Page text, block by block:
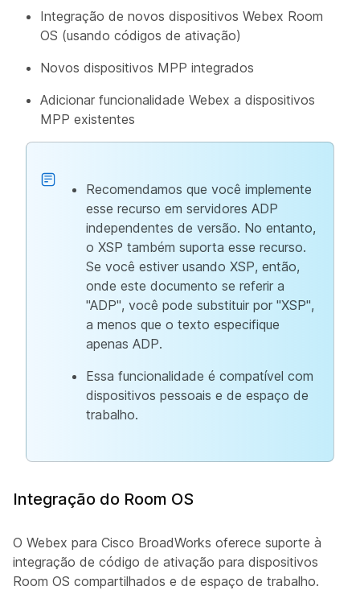
Integração de novos dispositivos Webex Room
OS (usando códigos de ativação)
Novos dispositivos MPP integrados
Adicionar funcionalidade Webex a dispositivos
MPP existentes
Recomendamos que você implemente
esse recurso em servidores ADP
independentes de versão. No entanto,
o XSP também suporta esse recurso.
Se você estiver usando XSP, então,
onde este documento se referir a
"ADP", você pode substituir por "XSP",
a menos que o texto especifique
apenas ADP.
Essa funcionalidade é compatível com
dispositivos pessoais e de espaço de
trabalho.
Integração do Room OS
O Webex para Cisco BroadWorks oferece suporte à
integração de código de ativação para dispositivos
Room OS compartilhados e de espaço de trabalho.